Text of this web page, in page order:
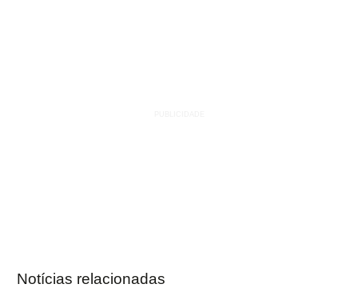
Notícias relacionadas